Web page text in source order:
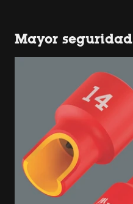
Mayor seguridad